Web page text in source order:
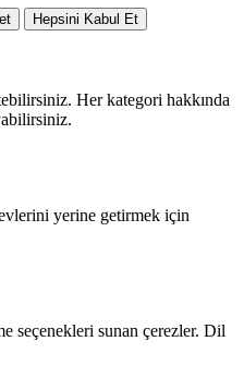
Hepsini Kabul Et
Her kategori hakkında
yerine getirmek için
seçenekleri sunan çerezler. Dil